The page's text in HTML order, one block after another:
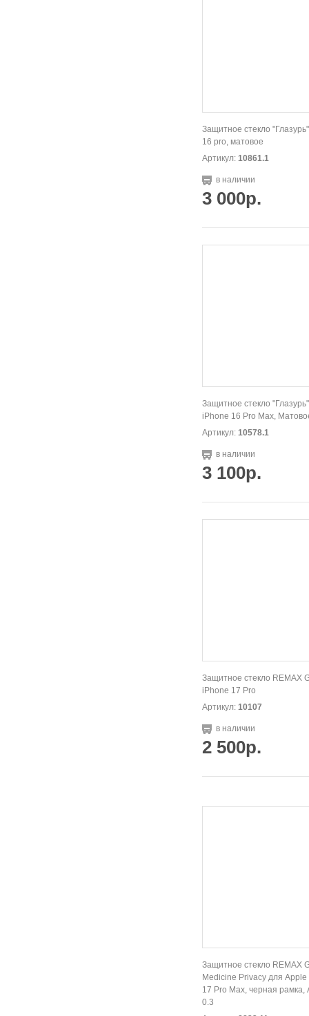
Защитное стекло
16 pro, матовое
Артикул: 10861.1
в наличии
3 000р.
Защитное стекло
iPhone 16 Pro Max,
Артикул: 10578.1
в наличии
3 100р.
Защитное стекло REMAX
iPhone 17 Pro
Артикул: 10107
в наличии
2 500р.
Защитное стекло REMAX
Medicine Privacy для
17 Pro Max, черная рамка,
0.3